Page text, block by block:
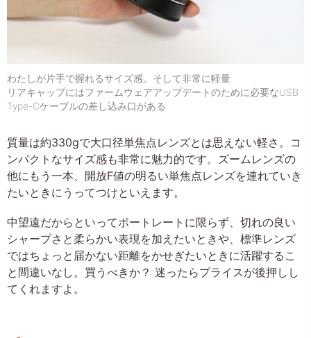
わたしが片手で握れるサイズ感。そして非常に軽量
リアキャップにはファームウェアアップデートのために必要なUSB
Type-Cケーブルの差し込み口がある
質量は約330gで大口径単焦点レンズとは思えない軽さ。コ
ンパクトなサイズ感も非常に魅力的です。ズームレンズの
他にもう一本、開放F値の明るい単焦点レンズを連れていき
たいときにうってつけといえます。
中望遠だからといってポートレートに限らず、切れの良い
シャープさと柔らかい表現を加えたいときや、標準レンズ
ではちょっと届かない距離をかせぎたいときに活躍するこ
と間違いなし。買うべきか？ 迷ったらプライスが後押しし
てくれますよ。